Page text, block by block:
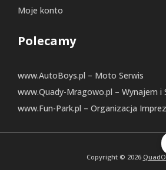
Moje konto
Polecamy
www.AutoBoys.pl – Moto Serwis
www.Quady-Mragowo.pl – Wynajem i
www.Fun-Park.pl – Organizacja Imprez
Copyright © 2026